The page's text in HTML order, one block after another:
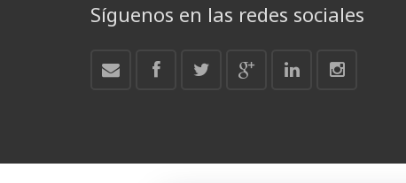
Síguenos en las redes sociales